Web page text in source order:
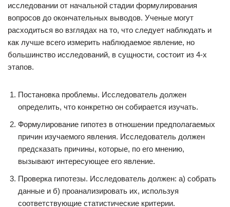
исследовании от начальной стадии формулирования
вопросов до окончательных выводов. Ученые могут
расходиться во взглядах на то, что следует наблюдать и
как лучше всего измерить наблюдаемое явление, но
большинство исследований, в сущности, состоит из 4-х
этапов.
Постановка проблемы. Исследователь должен
определить, что конкретно он собирается изучать.
Формулирование гипотез в отношении предполагаемых
причин изучаемого явления. Исследователь должен
предсказать причины, которые, по его мнению,
вызывают интересующее его явление.
Проверка гипотезы. Исследователь должен: а) собрать
данные и б) проанализировать их, используя
соответствующие статистические критерии.